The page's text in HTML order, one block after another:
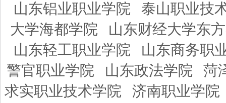
山东铝业职业学院
泰山职业技
大学海都学院
山东财经大学东
山东轻工职业学院
山东商务职
警官职业学院
山东政法学院
菏
求实职业技术学院
济南职业学院